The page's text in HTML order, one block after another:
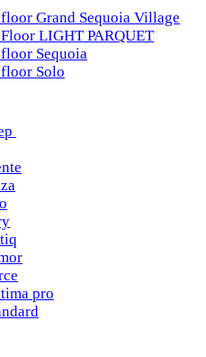
Grand Sequoia Village
LIGHT PARQUET
Sequoia
Solo
pro